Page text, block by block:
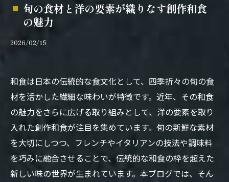
旬の食材と洋の要素が織りなす創作和食
の魅力
2026/02/15
和食は日本の伝統的な食文化として、四季折々の旬の食
材を活かした繊細な味わいが特徴です。近年、その和食
の魅力をさらに広げる取り組みとして、洋の要素を取り
入れた創作和食が注目を集めています。旬の新鮮な素材
を大切にしつつ、フレンチやイタリアンの技法や調味料
を巧みに融合させることで、伝統的な和食の枠を超えた
新しい味の世界が生まれています。本ブログでは、そん